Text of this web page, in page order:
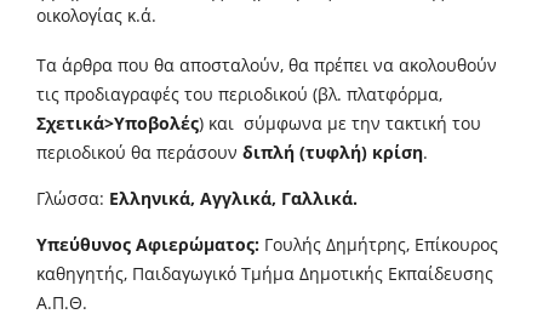
οικολογίας κ.ά.
Τα άρθρα που θα αποσταλούν, θα πρέπει να ακολουθούν
τις προδιαγραφές του περιοδικού (βλ. πλατφόρμα,
Σχετικά>Υποβολές) και σύμφωνα με την τακτική του
περιοδικού θα περάσουν διπλή (τυφλή) κρίση.
Γλώσσα: Ελληνικά, Αγγλικά, Γαλλικά.
Υπεύθυνος Αφιερώματος: Γουλής Δημήτρης, Επίκουρος
καθηγητής, Παιδαγωγικό Τμήμα Δημοτικής Εκπαίδευσης
Α.Π.Θ.